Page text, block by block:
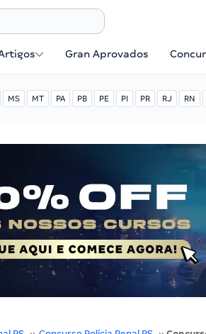
Gran Aprovados
MS MT PA PB PE PI PR RJ RN